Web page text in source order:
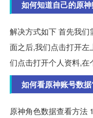
如何知道自己的原
解决方式如下 首先我
面之后,我们点击打开
们点击打开个人资料,在
如何看原神账号数
原神角色数据查看方法